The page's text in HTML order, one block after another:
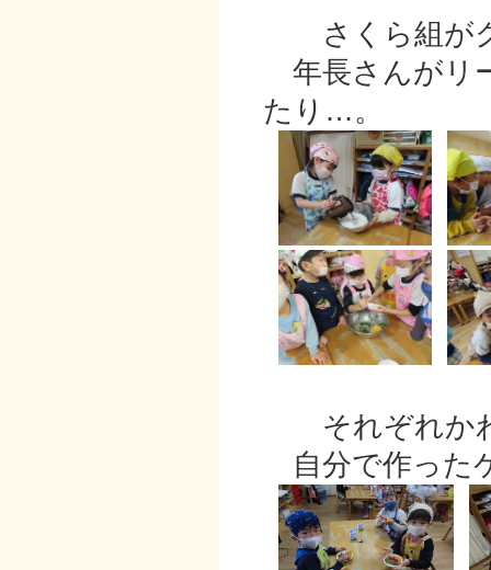
さくら組がク
年長さんがリ
たり…。
それぞれかわ
自分で作った